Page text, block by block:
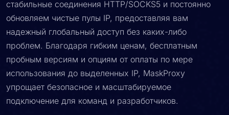
стабильные соединения HTTP/SOCKS5 и постоянно
обновляем чистые пулы IP, предоставляя вам
надежный глобальный доступ без каких-либо
проблем. Благодаря гибким ценам, бесплатным
пробным версиям и опциям от оплаты по мере
использования до выделенных IP, MaskProxy
упрощает безопасное и масштабируемое
подключение для команд и разработчиков.